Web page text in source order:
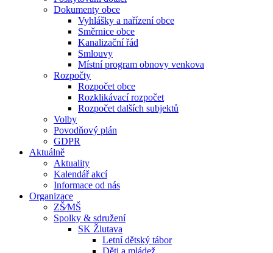
Dokumenty obce
Vyhlášky a nařízení obce
Směrnice obce
Kanalizační řád
Smlouvy
Místní program obnovy venkova
Rozpočty
Rozpočet obce
Rozklikávací rozpočet
Rozpočet dalších subjektů
Volby
Povodňový plán
GDPR
Aktuálně
Aktuality
Kalendář akcí
Informace od nás
Organizace
ZŠ⁄MŠ
Spolky & sdružení
SK Žlutava
Letní dětský tábor
Děti a mládež